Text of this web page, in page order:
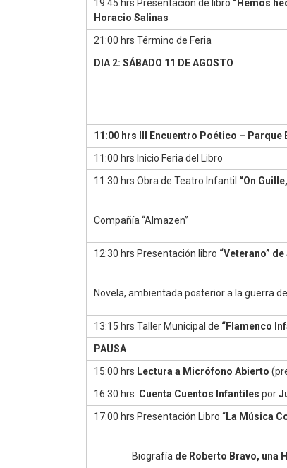
19:45 hrs Presentación de libro “Hemos
Horacio Salinas
21:00 hrs Término de Feria
DIA 2: SÁBADO 11 DE AGOSTO
11:00 hrs III Encuentro Poético – Parque
11:00 hrs Inicio Feria del Libro
11:30 hrs Obra de Teatro Infantil “On
Compañía “Almazen”
12:30 hrs Presentación libro “Veterano”
Novela, ambientada posterior a la guerra
13:15 hrs Taller Municipal de “Flamenco
PAUSA
15:00 hrs Lectura a Micrófono Abierto
16:30 hrs Cuenta Cuentos Infantiles por
17:00 hrs Presentación Libro “La Música
Biografía de Roberto Bravo, una